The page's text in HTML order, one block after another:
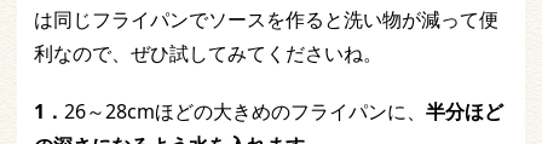
は同じフライパンでソースを作ると洗い物が減って便
利なので、ぜひ試してみてくださいね。
1． 26～28cmほどの大きめのフライパンに、 半分ほど